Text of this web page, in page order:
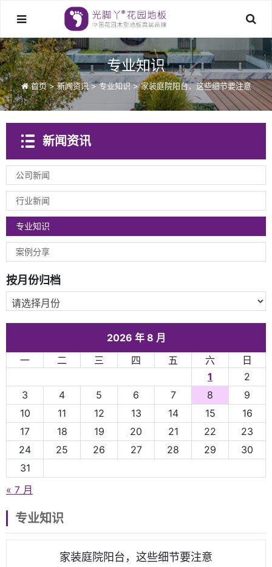
专业知识
首页 >新闻资讯 >专业知识 >家装庭院阳台，这些细节要注意
新闻资讯
公司新闻
行业新闻
专业知识
案例分享
按月份归档
2026 年 8 月
一
二 三 四 五 六
日
1
2
3
4 5 6 7 8
9
10
11 12 13 14 15
16
17
18 19 20 21 22
23
24
25 26 27 28 29
30
31
« 7 月
专业知识
家装庭院阳台，这些细节要注意